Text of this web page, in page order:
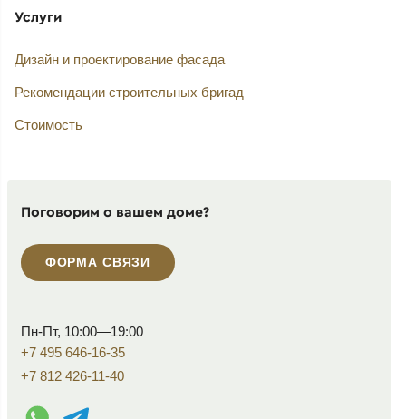
Услуги
Дизайн и проектирование фасада
Рекомендации строительных бригад
Стоимость
Поговорим о вашем доме?
ФОРМА СВЯЗИ
Пн-Пт, 10:00—19:00
+7 495 646-16-35
+7 812 426-11-40
WhatsApp контакт
Telegram контакт